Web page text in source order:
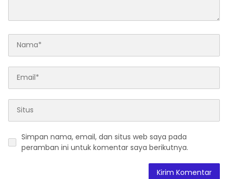
Simpan nama, email, dan situs web saya pada
peramban ini untuk komentar saya berikutnya.